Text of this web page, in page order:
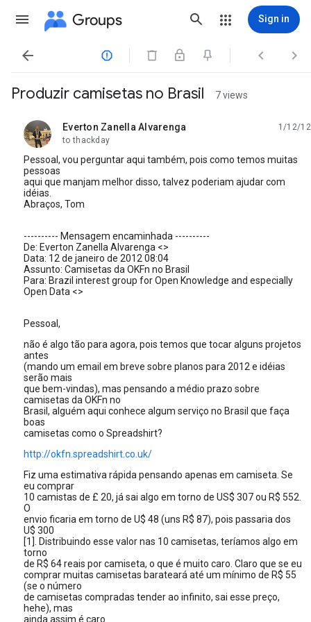
Groups Sign in
   
Produzir camisetas no Brasil 7 views
Everton Zanella Alvarenga
unread,
1/12/12
to thackday
Pessoal, vou perguntar aqui também, pois como temos muitas
pessoas
aqui que manjam melhor disso, talvez poderiam ajudar com
idéias.
Abraços, Tom
---------- Mensagem encaminhada ----------
De: Everton Zanella Alvarenga <>
Data: 12 de janeiro de 2012 08:04
Assunto: Camisetas da OKFn no Brasil
Para: Brazil interest group for Open Knowledge and especially
Open Data <>
Pessoal,
não é algo tão para agora, pois temos que tocar alguns projetos
antes
(mando um email em breve sobre planos para 2012 e idéias
serão mais
que bem-vindas), mas pensando a médio prazo sobre
camisetas da OKFn no
Brasil, alguém aqui conhece algum serviço no Brasil que faça
boas
camisetas como o Spreadshirt?
http://okfn.spreadshirt.co.uk/
Fiz uma estimativa rápida pensando apenas em camiseta. Se
eu comprar
10 camistas de £ 20, já sai algo em torno de US$ 307 ou R$ 552.
O
envio ficaria em torno de U$ 48 (uns R$ 87), pois passaria dos
U$ 300
[1]. Distribuindo esse valor nas 10 camisetas, teríamos algo em
torno
de R$ 64 reais por camiseta, o que é muito caro. Claro que se eu
comprar muitas camisetas barateará até um mínimo de R$ 55
(se o número
de camisetas compradas tender ao infinito, sai esse preço,
hehe), mas
ainda assim é caro.